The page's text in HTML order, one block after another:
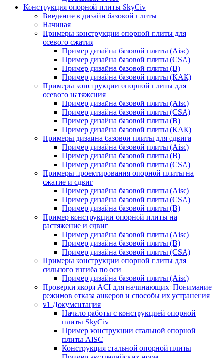
Конструкция опорной плиты SkyCiv
Введение в дизайн базовой плиты
Начиная
Примеры конструкции опорной плиты для
осевого сжатия
Пример дизайна базовой плиты (Aisc)
Пример дизайна базовой плиты (CSA)
Пример дизайна базовой плиты (В)
Пример дизайна базовой плиты (КАК)
Примеры конструкции опорной плиты для
осевого натяжения
Пример дизайна базовой плиты (Aisc)
Пример дизайна базовой плиты (CSA)
Пример дизайна базовой плиты (В)
Пример дизайна базовой плиты (КАК)
Примеры дизайна базовой плиты для сдвига
Пример дизайна базовой плиты (Aisc)
Пример дизайна базовой плиты (В)
Пример дизайна базовой плиты (CSA)
Примеры проектирования опорной плиты на
сжатие и сдвиг
Пример дизайна базовой плиты (Aisc)
Пример дизайна базовой плиты (CSA)
Пример дизайна базовой плиты (В)
Пример конструкции опорной плиты на
растяжение и сдвиг
Пример дизайна базовой плиты (Aisc)
Пример дизайна базовой плиты (В)
Пример дизайна базовой плиты (CSA)
Примеры конструкции опорной плиты для
сильного изгиба по оси
Пример дизайна базовой плиты (Aisc)
Проверки якоря ACI для начинающих: Понимание
режимов отказа анкеров и способы их устранения
v1 Документация
Начало работы с конструкцией опорной
плиты SkyCiv
Пример конструкции стальной опорной
плиты AISC
Конструкция стальной опорной плиты